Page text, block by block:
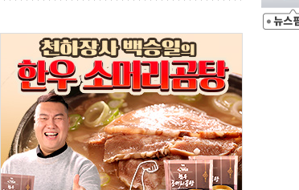
열질환 여부 조사
집중 편성…체감온도 38도 넘으면 중단
' 전면 재검토 지시
강한 비...가뭄 해소될 듯
곳 소나기
스스로 원칙 뒤집는 것"
35도, 곳곳 소나기